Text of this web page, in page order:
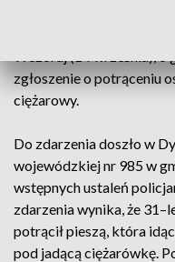
zgłoszenie o potrąceniu
ciężarowy.
Do zdarzenia doszło w
wojewódzkiej nr 985 w
wstępnych ustaleń
zdarzenia wynika, że
potrącił pieszą, która
pod jadącą ciężarówkę.